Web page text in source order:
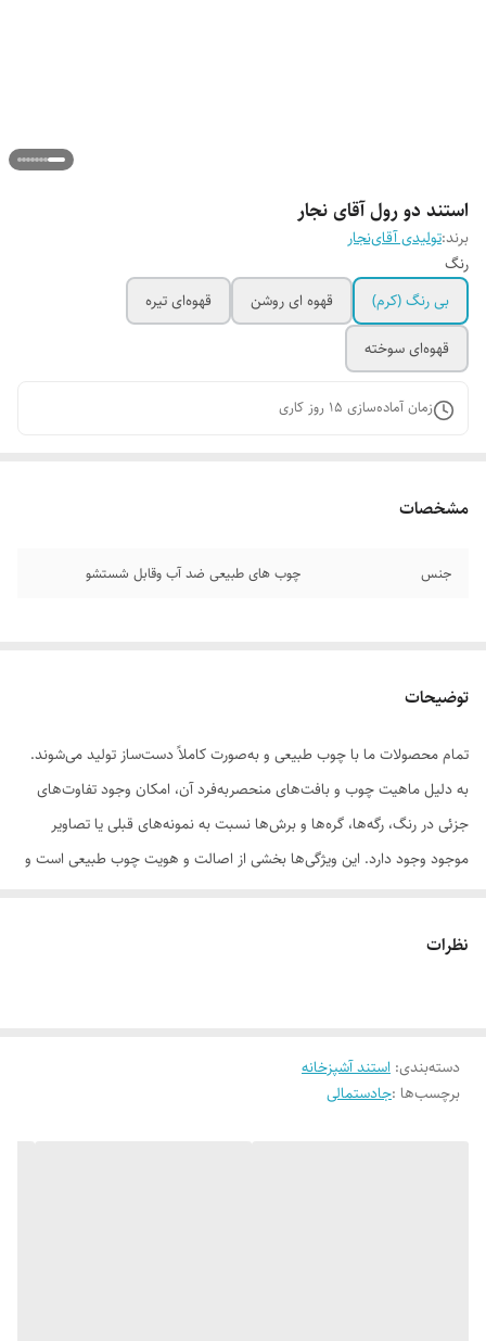
استند دو رول آقای نجار
برند:تولیدی آقای‌نجار
رنگ
بی رنگ (کرم)
قهوه ای روشن
قهوه‌ای تیره
قهوه‌ای سوخته
زمان آماده‌سازی 15 روز کاری
مشخصات
جنس چوب های طبیعی ضد آب وقابل شستشو
توضیحات
تمام محصولات ما با چوب طبیعی و به‌صورت کاملاً دست‌ساز تولید می‌شوند.
به دلیل ماهیت چوب و بافت‌های منحصر‌به‌فرد آن، امکان وجود تفاوت‌های
جزئی در رنگ، رگه‌ها، گره‌ها و برش‌ها نسبت به نمونه‌های قبلی یا تصاویر
موجود وجود دارد. این ویژگی‌ها بخشی از اصالت و هویت چوب طبیعی است و
سفارش به‌منزله‌ی پذیرش این موارد و آگاهی از ویژگی‌های طبیعی چوب هست
نظرات
دسته‌بندی: استند آشپزخانه
برچسب‌ها :جادستمالی